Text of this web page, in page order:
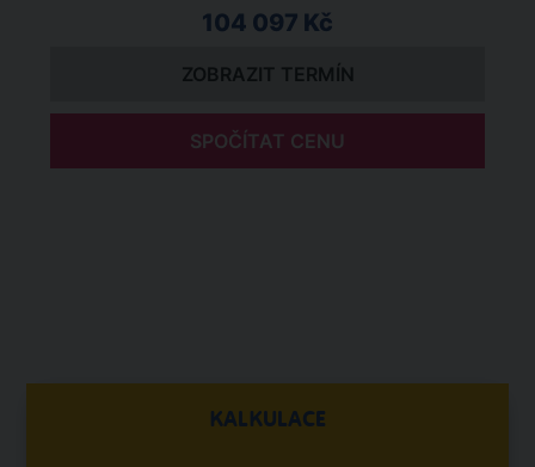
104 097 Kč
ZOBRAZIT TERMÍN
SPOČÍTAT CENU
KALKULACE